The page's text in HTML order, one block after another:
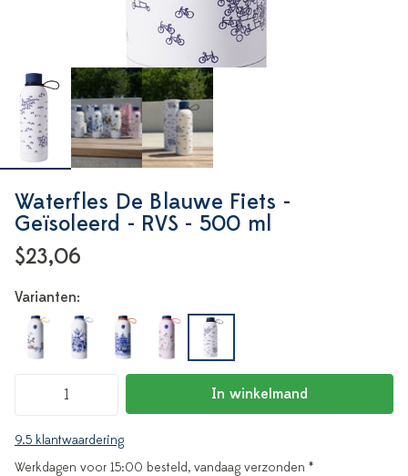
Waterfles De Blauwe Fiets -
Geïsoleerd - RVS - 500 ml
$23,06
Varianten:
In winkelmand
9.5 klantwaardering
Werkdagen voor 15:00 besteld, vandaag verzonden *